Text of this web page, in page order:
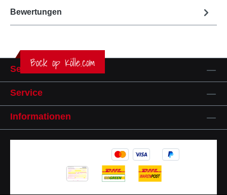
Bewertungen
Bock op Kölle.com
Service-Hotline
Service
Informationen